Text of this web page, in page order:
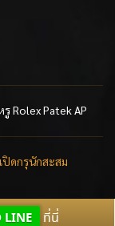
Rolex Patek AP
เปิดกรุนักสะสม
LINE ที่นี่